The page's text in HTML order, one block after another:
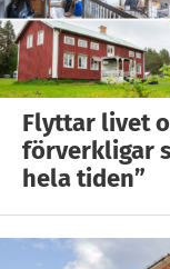
Flyttar livet
förverkligar
hela tiden”